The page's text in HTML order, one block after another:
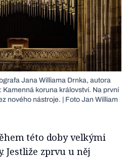
Jana Williama Drnka, autora
Kamenná koruna království. Na první
nového nástroje. | Foto Jan William
této doby velkými
Jestliže zprvu u něj